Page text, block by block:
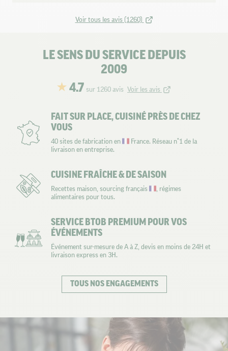
Voir tous les avis (1260)
LE SENS DU SERVICE DEPUIS
2009
4.7 sur 1260 avis Voir les avis
TOUS NOS ENGAGEMENTS
FAIT SUR PLACE, CUISINÉ PRÈS DE CHEZ
VOUS
40 sites de fabrication en
France. Réseau n°1 de la
livraison en entreprise.
CUISINE FRAÎCHE & DE SAISON
Recettes maison, sourcing français
, régimes
alimentaires pour tous.
SERVICE BTOB PREMIUM POUR VOS
ÉVÉNEMENTS
Événement sur-mesure de A à Z, devis en moins de 24H et
livraison express en 3H.